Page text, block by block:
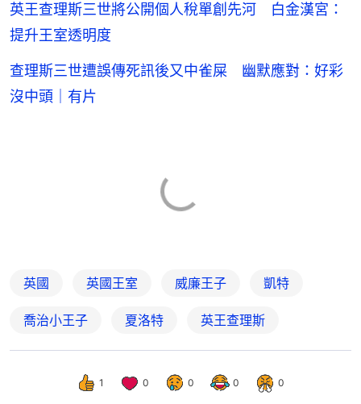
英王查理斯三世將公開個人稅單創先河 白金漢宮：
提升王室透明度
查理斯三世遭誤傳死訊後又中雀屎 幽默應對：好彩
沒中頭｜有片
英國 英國王室 威廉王子 凱特
喬治小王子 夏洛特 英王查理斯
1 0 0 0 0